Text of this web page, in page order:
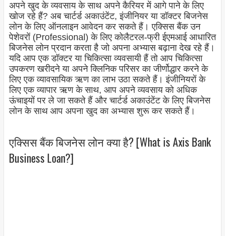
अपने खुद के व्यवसाय के साथ अपने कैरियर में आगे पाने के लिए
खोज रहे हैं? अब चार्टर्ड अकाउंटेंट, इंजीनियर या डॉक्टर बिजनेस
लोन के लिए ऑनलाइन आवेदन कर सकते हैं। एक्सिस बैंक उन
पेशेवरों (Professional) के लिए कोलैटरल-फ्री ईएमआई आधारित
बिजनेस लोन प्रदान करता है जो अपना अभ्यास बढ़ाना देख रहे हैं।
यदि आप एक डॉक्टर या चिकित्सा व्यवसायी हैं तो आप चिकित्सा
उपकरण खरीदने या अपने क्लिनिक परिसर का जीर्णोद्धार करने के
लिए एक व्यावसायिक ऋण का लाभ उठा सकते हैं। इंजीनियरों के
लिए एक व्यापार ऋण के साथ, आप अपने व्यवसाय को अधिक
ऊंचाइयों पर ले जा सकते हैं और चार्टर्ड अकाउंटेंट के लिए बिजनेस
लोन के साथ आप अपना खुद का अभ्यास शुरू कर सकते हैं।
एक्सिस बैंक बिजनेस लोन क्या है? [What is Axis Bank
Business Loan?]